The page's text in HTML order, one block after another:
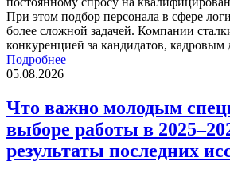
При этом подбор персонала в сфере
более сложной задачей. Компании
конкуренцией за кандидатов,
Подробнее
05.08.2026
Что важно молодым
выборе работы в
результаты последних